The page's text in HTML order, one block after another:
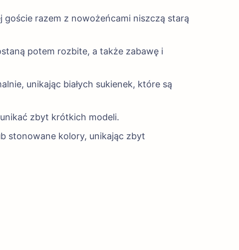
razem z nowożeńcami niszczą starą
potem rozbite, a także zabawę i
unikając białych sukienek, które są
zbyt krótkich modeli.
stonowane kolory, unikając zbyt